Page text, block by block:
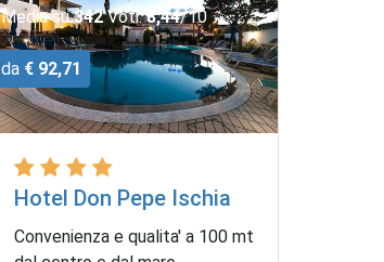
Media su342Voti: 8,44/10
da € 92,71
Hotel Don Pepe Ischia
Convenienza e qualita' a 100 mt